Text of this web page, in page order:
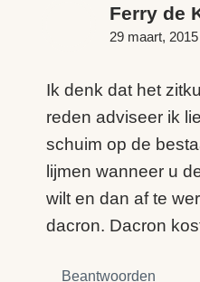
Ferry de
29 maart,
Ik denk dat het
reden adviseer ik
schuim op de
lijmen wanneer u
wilt en dan af te
dacron. Dacron
Beantwoorden